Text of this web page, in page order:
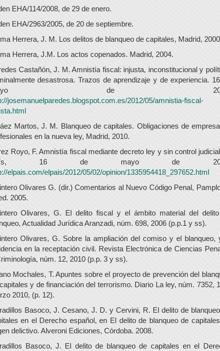
EHA/114/2008, de 29 de enero.
EHA/2963/2005, de 20 de septiembre.
Herrera, J. M. Los delitos de blanqueo de capitales, Madrid,
Herrera, J.M. Los actos copenados. Madrid, 2004.
Castañón, J. M. Amnistía fiscal: injusta, inconstitucional y
desastrosa. Trazos de aprendizaje y de experiencia.
de
josemanuelparedes.blogspot.com.es/2012/05/amnistia-fiscal-
Martos, J. M. Blanqueo de capitales. Obligaciones de
en la nueva ley, Madrid, 2010.
Royo, F. Amnistía fiscal mediante decreto ley y sin control
16 de mayo de
elpais.com/elpais/2012/05/02/opinion/1335954418_297652.html
Olivares G. (dir.) Comentarios al Nuevo Código Penal,
2005.
Olivares, G. El delito fiscal y el ámbito material del
Actualidad Jurídica Aranzadi, núm. 698, 2006 (p.p.1 y ss).
Olivares, G. Sobre la ampliación del comiso y el blanqueo,
en la receptación civil. Revista Electrónica de Ciencias
núm. 12, 2010 (p.p. 3 y ss).
Mochales, T. Apuntes sobre el proyecto de prevención del
y de financiación del terrorismo. Diario La ley, núm. 7352,
2010, (p. 12).
Basoco, J. Cesano, J. D. y Cervini, R. El delito de
en el Derecho español, en El delito de blanqueo de
delictivo. Alveroni Ediciones, Córdoba. 2008.
Basoco, J. El delito de blanqueo de capitales en el